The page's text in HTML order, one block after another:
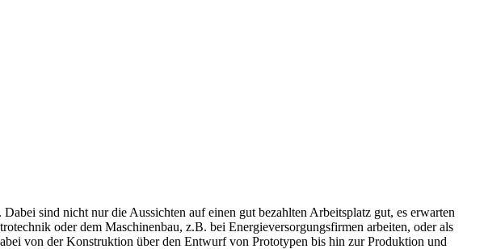
sind nicht nur die Aussichten auf einen gut bezahlten Arbeitsplatz gut, es erwarten
oder dem Maschinenbau, z.B. bei Energieversorgungsfirmen arbeiten, oder als
von der Konstruktion über den Entwurf von Prototypen bis hin zur Produktion und